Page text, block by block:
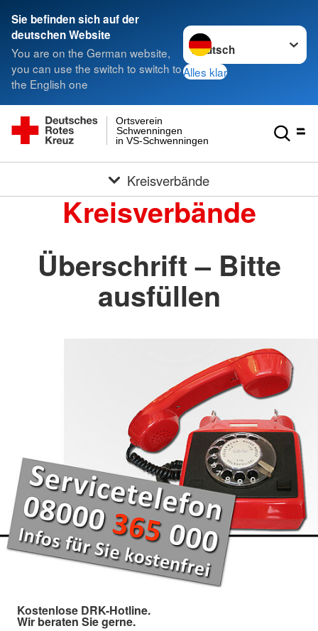
Sie befinden sich auf der
deutschen Website
You are on the German website,
you can use the switch to switch to
the English one
Sprache wechseln zu
Alles klar
in VS-Schwenningen
Schwenningen
Ortsverein
Kreisverbände
Kreisverbände
Überschrift – Bitte
ausfüllen
Kostenlose DRK-Hotline.
Wir beraten Sie gerne.